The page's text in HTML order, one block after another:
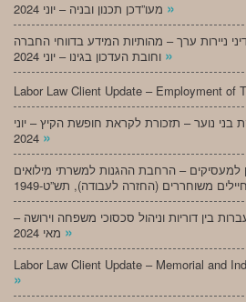
»
ניירות ערך – מהותיות המידע בדווחי החברה
»
Labor Law Client Update – Employment of
בני נוער – תזכורת לקראת חופשת הקיץ – יוני
»
למעסיקים – הרחבת ההגנות למשרתי מילואים
בין דוריות וניהול סכסוכי משפחה וירושה –
»
Labor Law Client Update – Memorial and
»